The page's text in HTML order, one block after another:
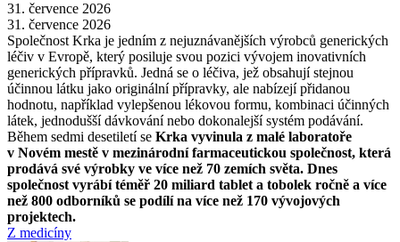
31. července 2026
31. července 2026
Společnost Krka je jedním z nejuznávanějších výrobců generických
léčiv v Evropě, který posiluje svou pozici vývojem inovativních
generických přípravků. Jedná se o léčiva, jež obsahují stejnou
účinnou látku jako originální přípravky, ale nabízejí přidanou
hodnotu, například vylepšenou lékovou formu, kombinaci účinných
látek, jednodušší dávkování nebo dokonalejší systém podávání.
Během sedmi desetiletí se Krka vyvinula z malé laboratoře
v Novém mestě v mezinárodní farmaceutickou společnost, která
prodává své výrobky ve více než 70 zemích světa. Dnes
společnost vyrábí téměř 20 miliard tablet a tobolek ročně a více
než 800 odborníků se podílí na více než 170 vývojových
projektech.
Z medicíny